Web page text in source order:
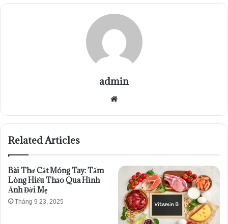
admin
Website
Related Articles
Bài Thơ Cắt Móng Tay: Tấm
Lòng Hiếu Thảo Qua Hình
Ảnh Đời Mẹ
Tháng 9 23, 2025